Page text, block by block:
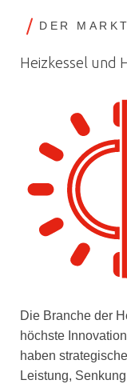
DER MARKT
Heizkessel und
Die Branche der
höchste
haben
Leistung,